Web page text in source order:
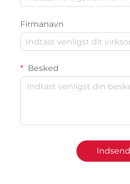
Firmanavn
Besked
Indsend